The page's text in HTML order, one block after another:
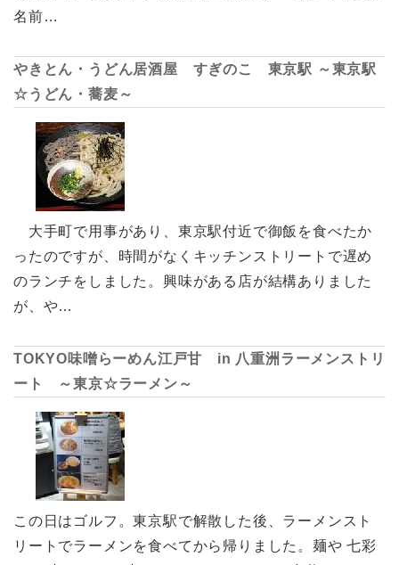
名前…
やきとん・うどん居酒屋 すぎのこ 東京駅 ～東京駅
☆うどん・蕎麦～
大手町で用事があり、東京駅付近で御飯を食べたか
ったのですが、時間がなくキッチンストリートで遅め
のランチをしました。興味がある店が結構ありました
が、や…
TOKYO味噌らーめん江戸甘 in 八重洲ラーメンストリ
ート ～東京☆ラーメン～
この日はゴルフ。東京駅で解散した後、ラーメンスト
リートでラーメンを食べてから帰りました。麺や 七彩